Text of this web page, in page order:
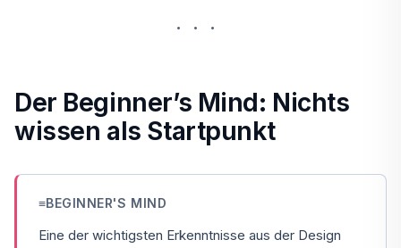
···
Der Beginner’s Mind: Nichts
wissen als Startpunkt
≡BEGINNER'S MIND
Eine der wichtigsten Erkenntnisse aus der Design